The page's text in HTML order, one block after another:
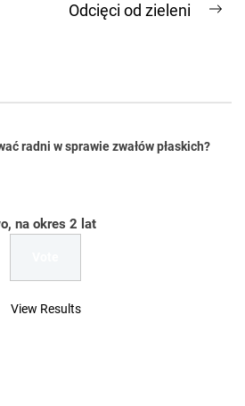
Odcięci od zieleni
radni w sprawie zwałów płaskich?
na okres 2 lat
View Results